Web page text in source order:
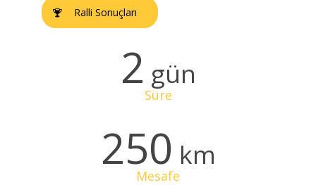
Ralli Sonuçları
2 gün
Süre
250 km
Mesafe